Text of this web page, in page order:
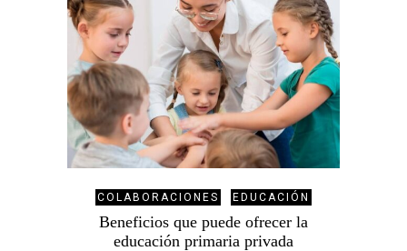
COLABORACIONES EDUCACIÓN
Beneficios que puede ofrecer la
educación primaria privada